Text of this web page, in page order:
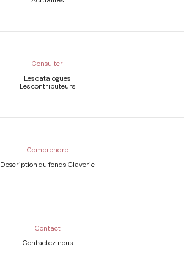
Consulter
Les catalogues
Les contributeurs
Comprendre
Description du fonds Claverie
Contact
Contactez-nous